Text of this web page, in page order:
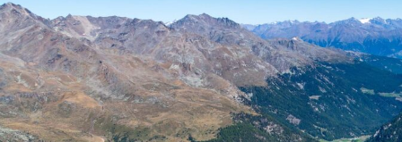
e
n
M
I
N
H
A
L